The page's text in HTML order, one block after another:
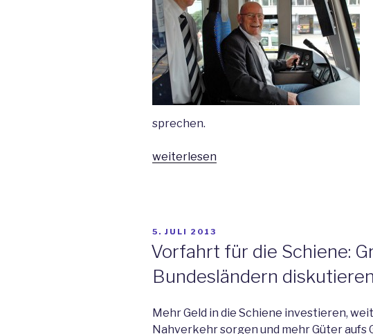
sprechen.
„Minister
weiterlesen
VERÖFFENTLICHT
AM
5. JULI 2013
Vorfahrt für die Schiene:
Bundesländern
Mehr Geld in die Schiene investieren,
Nahverkehr sorgen und mehr Güter aufs